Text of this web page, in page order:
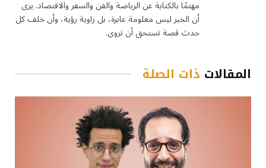
مهتمًا بالكتابة عن الرياضة والفن والسفر والاقتصاد. يرى
أن الخبر ليس معلومة عابرة، بل زاوية رؤية، وأن خلف كل
حدث قصة تستحق أن تروى.
المقالات ذات الصلة